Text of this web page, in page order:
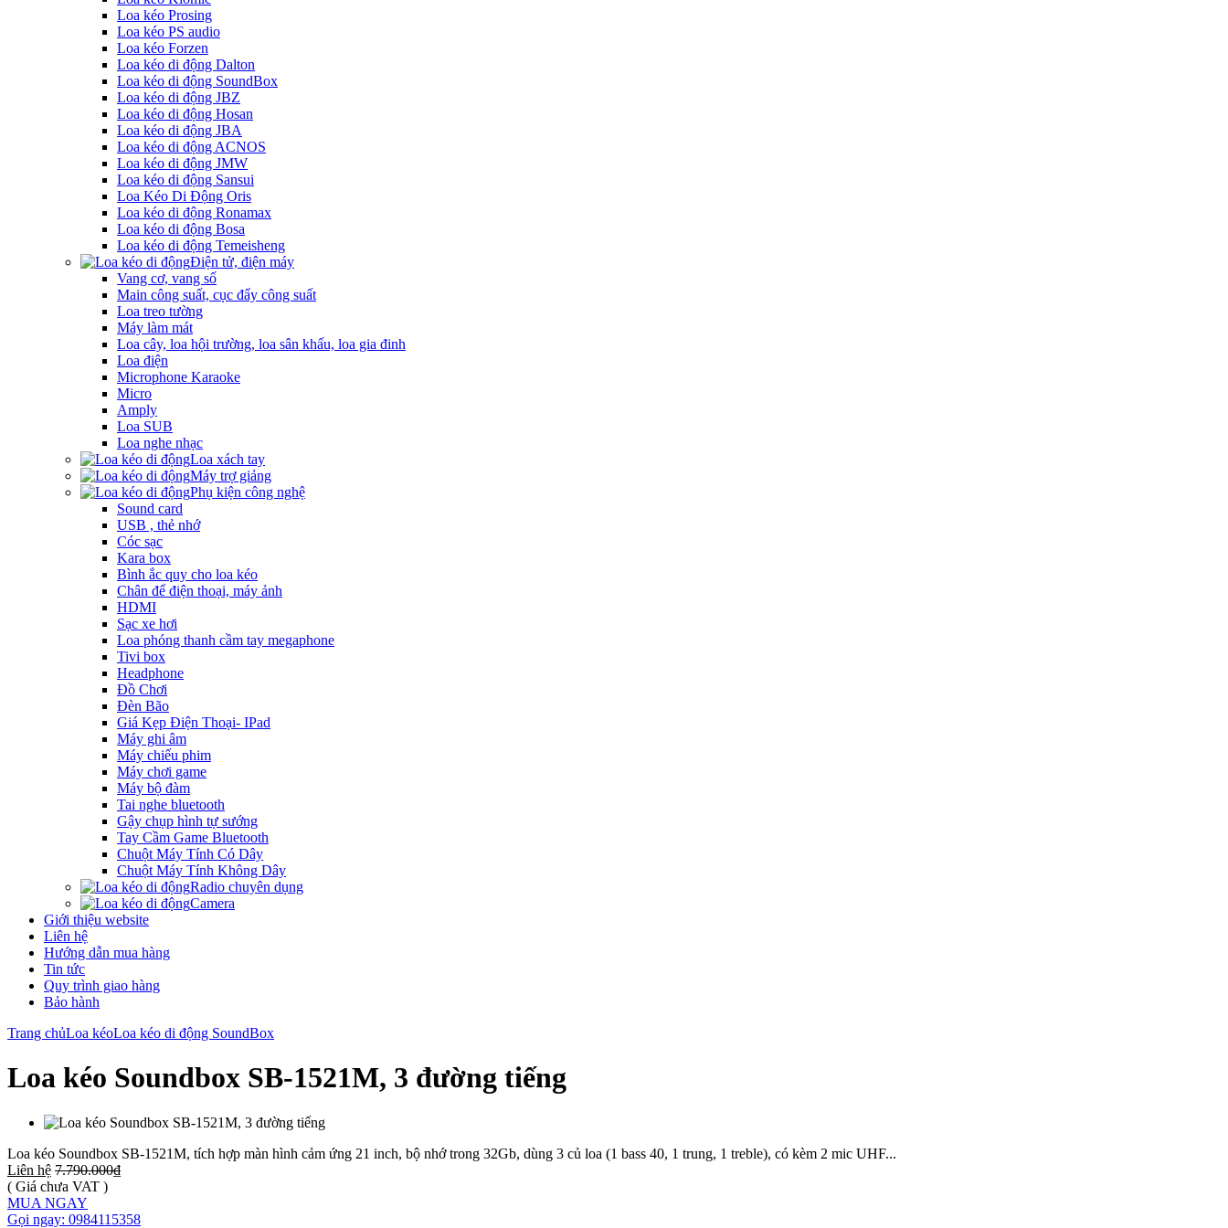
Loa kéo Prosing
Loa kéo PS audio
Loa kéo Forzen
Loa kéo di động Dalton
Loa kéo di động SoundBox
Loa kéo di động JBZ
Loa kéo di động Hosan
Loa kéo di động JBA
Loa kéo di động ACNOS
Loa kéo di động JMW
Loa kéo di động Sansui
Loa Kéo Di Động Oris
Loa kéo di động Ronamax
Loa kéo di động Bosa
Loa kéo di động Temeisheng
Điện tử, điện máy
Vang cơ, vang số
Main công suất, cục đẩy công suất
Loa treo tường
Máy làm mát
Loa cây, loa hội trường, loa sân khấu, loa gia đinh
Loa điện
Microphone Karaoke
Micro
Amply
Loa SUB
Loa nghe nhạc
Loa xách tay
Máy trợ giảng
Phụ kiện công nghệ
Sound card
USB , thẻ nhớ
Cóc sạc
Kara box
Bình ắc quy cho loa kéo
Chân để điện thoại, máy ảnh
HDMI
Sạc xe hơi
Loa phóng thanh cầm tay megaphone
Tivi box
Headphone
Đồ Chơi
Đèn Bão
Giá Kẹp Điện Thoại- IPad
Máy ghi âm
Máy chiếu phim
Máy chơi game
Máy bộ đàm
Tai nghe bluetooth
Gậy chụp hình tự sướng
Tay Cầm Game Bluetooth
Chuột Máy Tính Có Dây
Chuột Máy Tính Không Dây
Radio chuyên dụng
Camera
Giới thiệu website
Liên hệ
Hướng dẫn mua hàng
Tin tức
Quy trình giao hàng
Bảo hành
Trang chủLoa kéoLoa kéo di động SoundBox
Loa kéo Soundbox SB-1521M, 3 đường tiếng
Loa kéo Soundbox SB-1521M, tích hợp màn hình cảm ứng 21 inch, bộ nhớ trong 32Gb, dùng 3 củ loa (1 bass 40, 1 trung, 1 treble), có kèm 2 mic UHF...
Liên hệ 7.790.000₫
( Giá chưa VAT )
MUA NGAY
Gọi ngay: 0984115358